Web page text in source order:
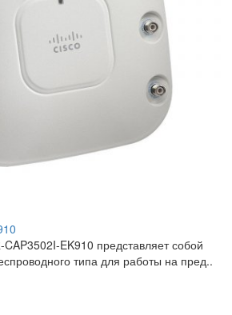
EK910 представляет собой
типа для работы на пред..